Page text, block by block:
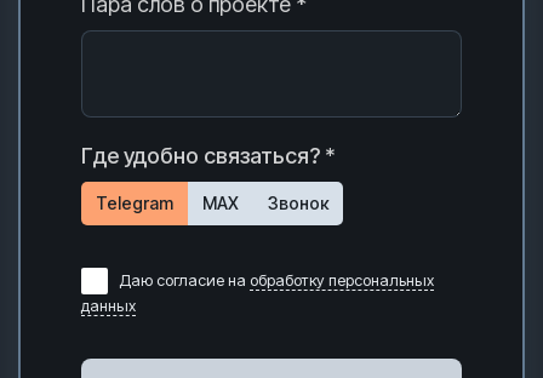
Где удобно связаться? *
Telegram MAX Звонок
Даю согласие на обработку персональных
данных